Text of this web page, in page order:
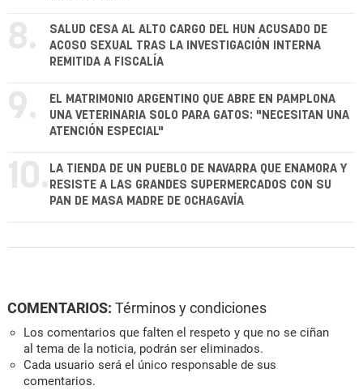
8.
SALUD CESA AL ALTO CARGO DEL HUN ACUSADO DE
ACOSO SEXUAL TRAS LA INVESTIGACIÓN INTERNA
REMITIDA A FISCALÍA
9.
EL MATRIMONIO ARGENTINO QUE ABRE EN PAMPLONA
UNA VETERINARIA SOLO PARA GATOS: "NECESITAN UNA
ATENCIÓN ESPECIAL"
10. LA TIENDA DE UN PUEBLO DE NAVARRA QUE ENAMORA Y
RESISTE A LAS GRANDES SUPERMERCADOS CON SU
PAN DE MASA MADRE DE OCHAGAVÍA
COMENTARIOS: Términos y condiciones
Los comentarios que falten el respeto y que no se ciñan
al tema de la noticia, podrán ser eliminados.
Cada usuario será el único responsable de sus
comentarios.